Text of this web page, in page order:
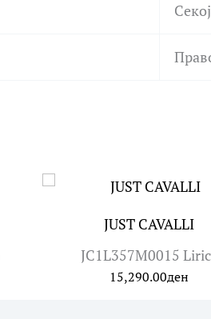
JUST CAVALLI
JC1L357M0015
15,290.00ден